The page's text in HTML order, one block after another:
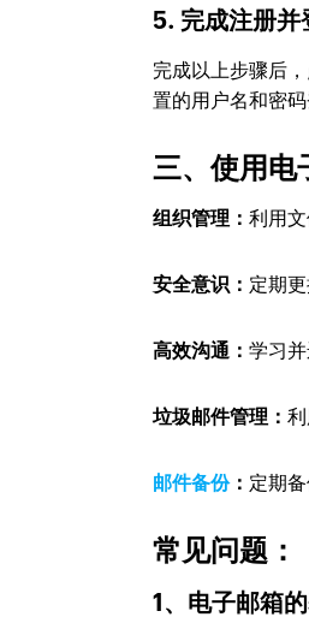
5. 完成注册并
完成以上步骤后
置的用户名和密码
三、使用电
组织管理：利用
安全意识： 定期
高效沟通：学习
垃圾邮件管理：
邮件备份： 定期
常见问题：
1、电子邮箱